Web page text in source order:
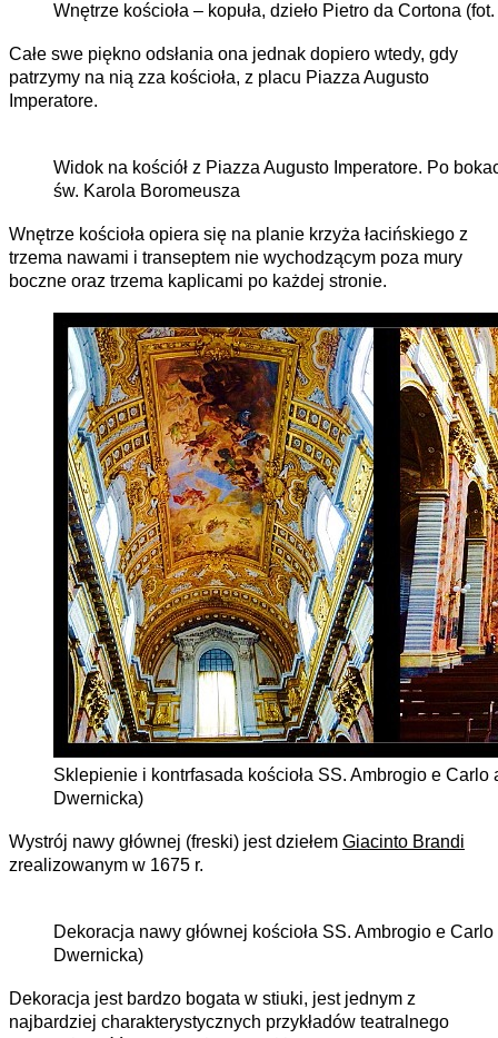
Wnętrze kościoła – kopuła, dzieło Pietro da Cortona
Całe swe piękno odsłania ona jednak dopiero wtedy, gdy
patrzymy na nią zza kościoła, z placu Piazza Augusto
Imperatore.
Widok na kościół z Piazza Augusto Imperatore. Po
św. Karola Boromeusza
Wnętrze kościoła opiera się na planie krzyża łacińskiego z
trzema nawami i transeptem nie wychodzącym poza mury
boczne oraz trzema kaplicami po każdej stronie.
Sklepienie i kontrfasada kościoła SS. Ambrogio e Carlo
Dwernicka)
Wystrój nawy głównej (freski) jest dziełem Giacinto Brandi
zrealizowanym w 1675 r.
Dekoracja nawy głównej kościoła SS. Ambrogio e
Dwernicka)
Dekoracja jest bardzo bogata w stiuki, jest jednym z
najbardziej charakterystycznych przykładów teatralnego